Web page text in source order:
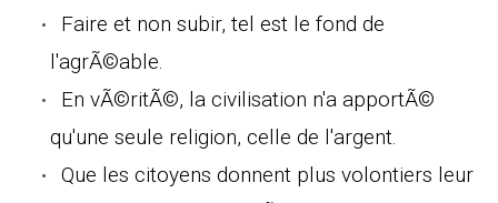
Faire et non subir, tel est le fond de
l'agrÃ©able.
En vÃ©ritÃ©, la civilisation n'a apportÃ©
qu'une seule religion, celle de l'argent.
Que les citoyens donnent plus volontiers leur